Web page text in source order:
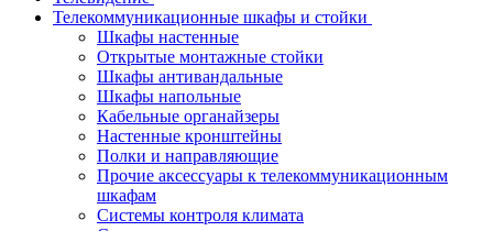
Телекоммуникационные шкафы и стойки
Шкафы настенные
Открытые монтажные стойки
Шкафы антивандальные
Шкафы напольные
Кабельные органайзеры
Настенные кронштейны
Полки и направляющие
Прочие аксессуары к телекоммуникационным
шкафам
Системы контроля климата